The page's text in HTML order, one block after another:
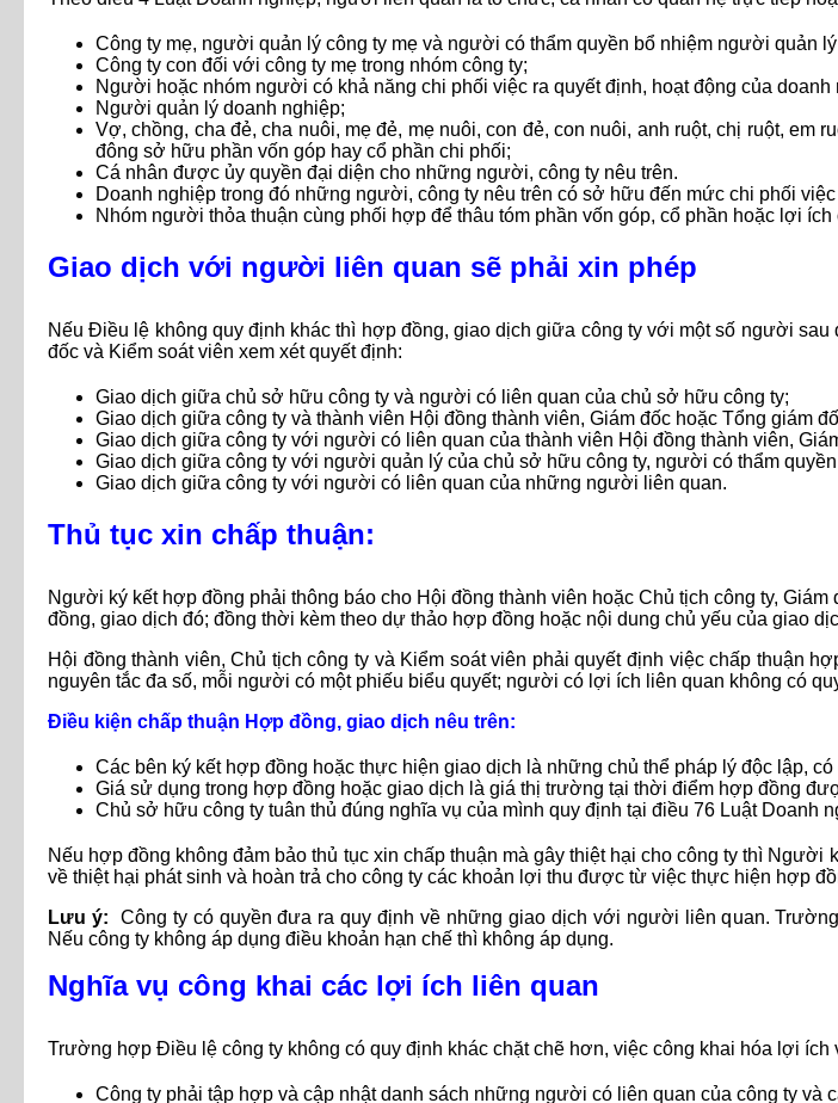
Công ty mẹ, người quản lý công ty mẹ và người có thẩm quyền bổ nhiệm người quản
Công ty con đối với công ty mẹ trong nhóm công ty;
Người hoặc nhóm người có khả năng chi phối việc ra quyết định, hoạt động của
Người quản lý doanh nghiệp;
Vợ, chồng, cha đẻ, cha nuôi, mẹ đẻ, mẹ nuôi, con đẻ, con nuôi, anh ruột, chị ruột,
đông sở hữu phần vốn góp hay cổ phần chi phối;
Cá nhân được ủy quyền đại diện cho những người, công ty nêu trên.
Doanh nghiệp trong đó những người, công ty nêu trên có sở hữu đến mức chi phối
Nhóm người thỏa thuận cùng phối hợp để thâu tóm phần vốn góp, cổ phần hoặc lợi
Giao dịch với người liên quan sẽ phải xin phép
Nếu Điều lệ không quy định khác thì hợp đồng, giao dịch giữa công ty với một số người
đốc và Kiểm soát viên xem xét quyết định:
Giao dịch giữa chủ sở hữu công ty và người có liên quan của chủ sở hữu công ty;
Giao dịch giữa công ty và thành viên Hội đồng thành viên, Giám đốc hoặc Tổng giám
Giao dịch giữa công ty với người có liên quan của thành viên Hội đồng thành viên,
Giao dịch giữa công ty với người quản lý của chủ sở hữu công ty, người có thẩm
Giao dịch giữa công ty với người có liên quan của những người liên quan.
Thủ tục xin chấp thuận:
Người ký kết hợp đồng phải thông báo cho Hội đồng thành viên hoặc Chủ tịch công ty,
đồng, giao dịch đó; đồng thời kèm theo dự thảo hợp đồng hoặc nội dung chủ yếu của giao
Hội đồng thành viên, Chủ tịch công ty và Kiểm soát viên phải quyết định việc chấp thuận
nguyên tắc đa số, mỗi người có một phiếu biểu quyết; người có lợi ích liên quan không có
Điều kiện chấp thuận Hợp đồng, giao dịch nêu trên:
Các bên ký kết hợp đồng hoặc thực hiện giao dịch là những chủ thể pháp lý độc lập,
Giá sử dụng trong hợp đồng hoặc giao dịch là giá thị trường tại thời điểm hợp đồng
Chủ sở hữu công ty tuân thủ đúng nghĩa vụ của mình quy định tại điều 76 Luật Doanh
Nếu hợp đồng không đảm bảo thủ tục xin chấp thuận mà gây thiệt hại cho công ty thì
về thiệt hại phát sinh và hoàn trả cho công ty các khoản lợi thu được từ việc thực hiện hợp
Lưu ý: Công ty có quyền đưa ra quy định về những giao dịch với người liên quan.
Nếu công ty không áp dụng điều khoản hạn chế thì không áp dụng.
Nghĩa vụ công khai các lợi ích liên quan
Trường hợp Điều lệ công ty không có quy định khác chặt chẽ hơn, việc công khai hóa lợi
Công ty phải tập hợp và cập nhật danh sách những người có liên quan của công ty và